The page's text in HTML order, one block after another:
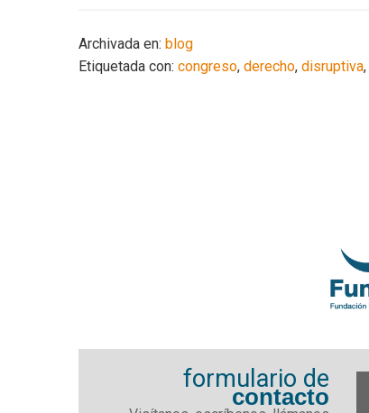
Archivada en: blog
Etiquetada con: congreso, derecho, disruptiva,
formulario de
contacto